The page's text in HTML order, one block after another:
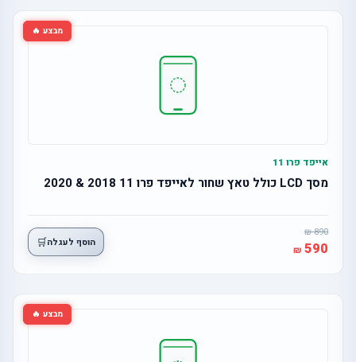
מבצע 🔥
אייפד פרו 11
מסך LCD כולל טאץ שחור לאייפד פרו 11 2018 & 2020
890
590 הוסף לעגלה🛒
מבצע 🔥